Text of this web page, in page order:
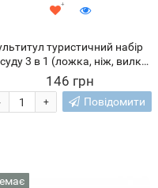
туристичний набір
3 в 1 (ложка, ніж, вилка)
146 грн
+ Повідомити